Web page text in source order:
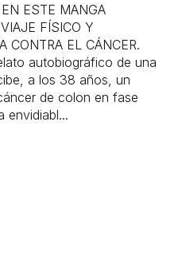
ESTE MANGA
FÍSICO Y
CONTRA EL CÁNCER.
autobiográfico de una
a los 38 años, un
de colon en fase
envidiabl...